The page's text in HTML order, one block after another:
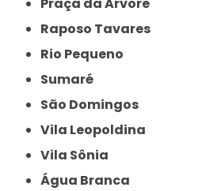
Praça da Arvore
Raposo Tavares
Rio Pequeno
Sumaré
São Domingos
Vila Leopoldina
Vila Sônia
Água Branca